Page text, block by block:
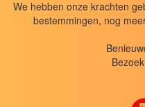
We hebben onze krachten
bestemmingen, nog